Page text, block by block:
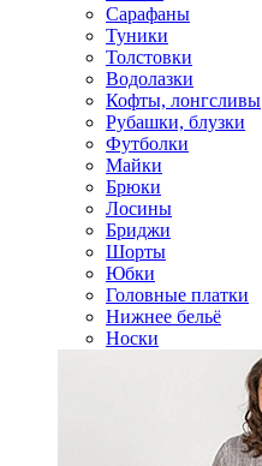
Сарафаны
Туники
Толстовки
Водолазки
Кофты, лонгсливы
Рубашки, блузки
Футболки
Майки
Брюки
Лосины
Бриджи
Шорты
Юбки
Головные платки
Нижнее бельё
Носки